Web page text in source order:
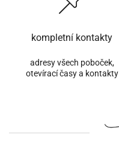
kompletní kontakty
adresy všech poboček,
otevírací časy a kontakty